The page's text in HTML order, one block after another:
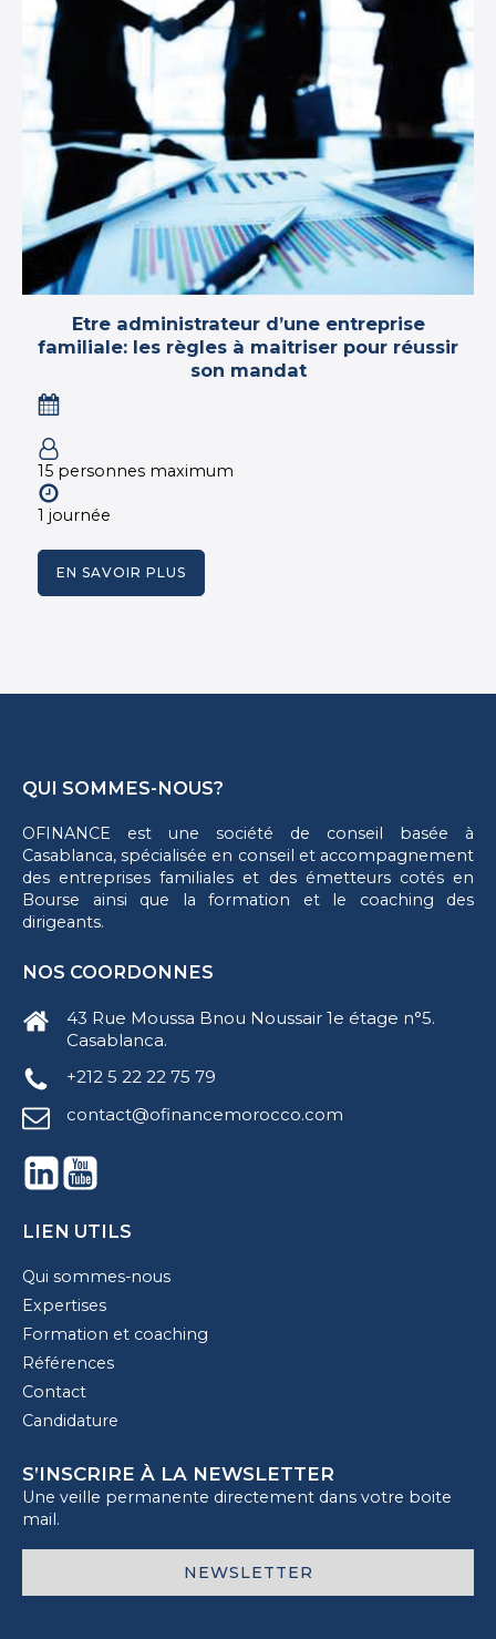
Etre administrateur d’une entreprise
familiale: les règles à maitriser pour réussir
son mandat
15 personnes maximum
1 journée
EN SAVOIR PLUS
QUI SOMMES-NOUS?
OFINANCE est une société de conseil basée à
Casablanca, spécialisée en conseil et accompagnement
des entreprises familiales et des émetteurs cotés en
Bourse ainsi que la formation et le coaching des
dirigeants.
NOS COORDONNES
43 Rue Moussa Bnou Noussair 1e étage n°5.
Casablanca.
+212 5 22 22 75 79
contact@ofinancemorocco.com
LIEN UTILS
Qui sommes-nous
Expertises
Formation et coaching
Références
Contact
Candidature
S’INSCRIRE À LA NEWSLETTER
Une veille permanente directement dans votre boite
mail.
NEWSLETTER